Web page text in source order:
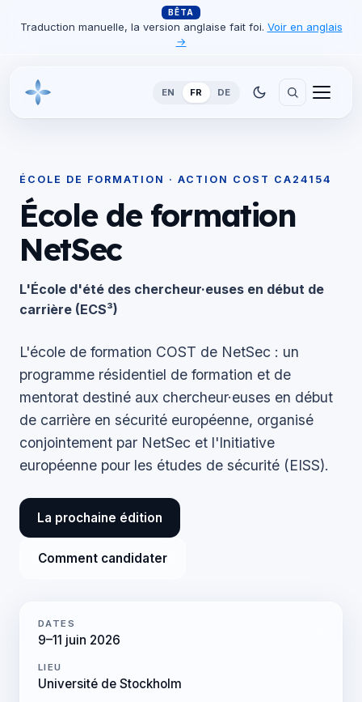
BÊTA
Traduction manuelle, la version anglaise fait foi. Voir en anglais
→
EN FR DE
ÉCOLE DE FORMATION · ACTION COST CA24154
École de formation
NetSec
L'École d'été des chercheur·euses en début de
carrière (ECS³)
L'école de formation COST de NetSec : un
programme résidentiel de formation et de
mentorat destiné aux chercheur·euses en début
de carrière en sécurité européenne, organisé
conjointement par NetSec et l'Initiative
européenne pour les études de sécurité (EISS).
La prochaine édition
Comment candidater
DATES
9–11 juin 2026
LIEU
Université de Stockholm